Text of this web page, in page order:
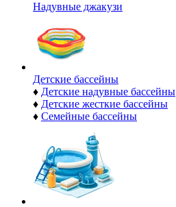
Надувные джакузи
Детские бассейны
♦ Детские надувные бассейны
♦ Детские жесткие бассейны
♦ Семейные бассейны